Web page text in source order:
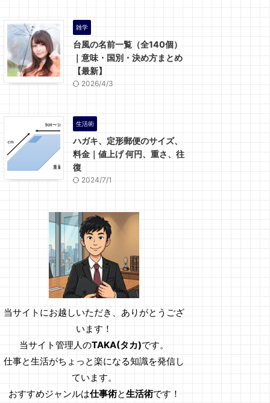
雑学
台風の名前一覧（全140個）
｜意味・国別・決め方まとめ
【最新】
2026/4/3
生活術
ハガキ、定形郵便のサイズ、
料金｜値上げ 何円、重さ、往
復
2024/7/1
当サイトにお越しいただき、ありがとうござ
います！
当サイト管理人のTAKA(タカ)です。
仕事と生活がちょっと楽になる知識を発信し
ています。
おすすめジャンルは仕事術と生活術です！